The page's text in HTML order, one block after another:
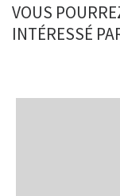
VOUS
INTÉRESSÉ